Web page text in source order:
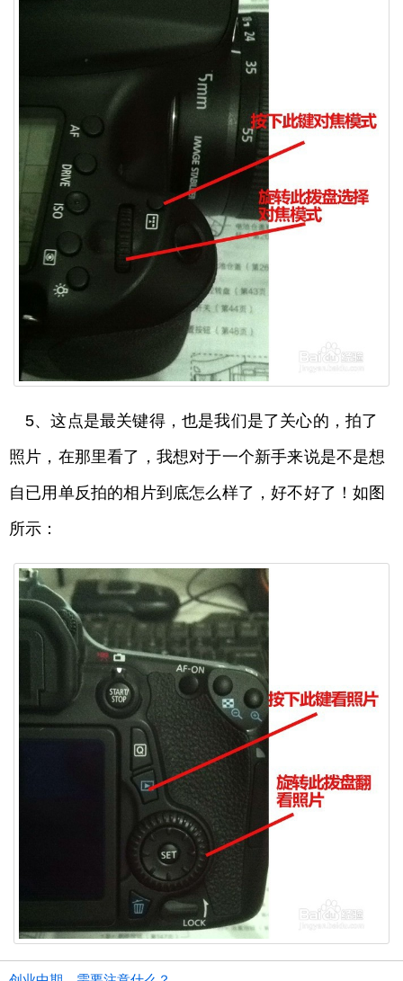
5、这点是最关键得，也是我们是了关心的，拍了
照片，在那里看了，我想对于一个新手来说是不是想
自已用单反拍的相片到底怎么样了，好不好了！如图
所示：